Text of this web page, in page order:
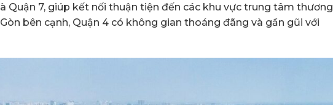
Quận 7, giúp kết nối thuận tiện đến các khu vực trung tâm thương
bên cạnh, Quận 4 có không gian thoáng đãng và gần gũi với